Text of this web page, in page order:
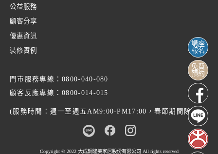
公益服務
顧客分享
優惠資訊
裝修實例
門市服務專線：0800-040-080
顧客反應專線：0800-014-015
(服務時間：週一至週五AM9:00-PM17:00，春節期間除外)
Copyright © 2022 大成鋼隆美家居股份有限公司 All rights reserved
講座
報名
免費
預約